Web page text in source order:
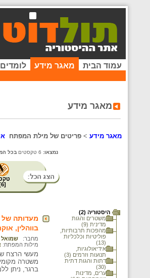
עמוד הבית מאגר מידע
מאגר מידע
מאגר מידע > פריטים של מילת המפתח
נמצאו: בכל
[
6
היסטוריה (2)
משטרים והגות
מדינית (9)
מהפכות תרבותיות,
פוליטיות וכלכליות
(13)
אידיאולוגיות,
תנועות וזרמים (3)
דתות והגות דתית
(30)
ערים, מדינות
מעדותה של
בווהלין,
מחבר:
שמואל
מילות המפתח:
מעשי הרצח
משטרה
ברגר, ניתן